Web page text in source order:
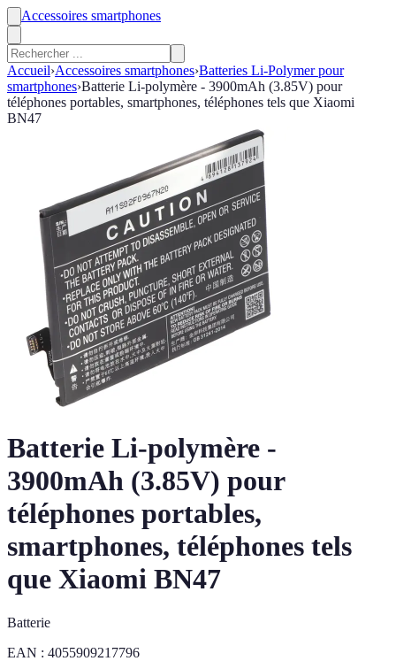
Accessoires smartphones
Accueil›Accessoires smartphones›Batteries Li-Polymer pour
smartphones›Batterie Li-polymère - 3900mAh (3.85V) pour
téléphones portables, smartphones, téléphones tels que Xiaomi
BN47
Batterie Li-polymère -
3900mAh (3.85V) pour
téléphones portables,
smartphones, téléphones tels
que Xiaomi BN47
Batterie
EAN : 4055909217796